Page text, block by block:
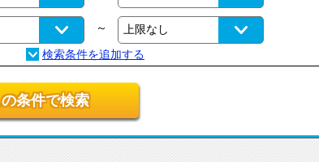
～
条件で検索